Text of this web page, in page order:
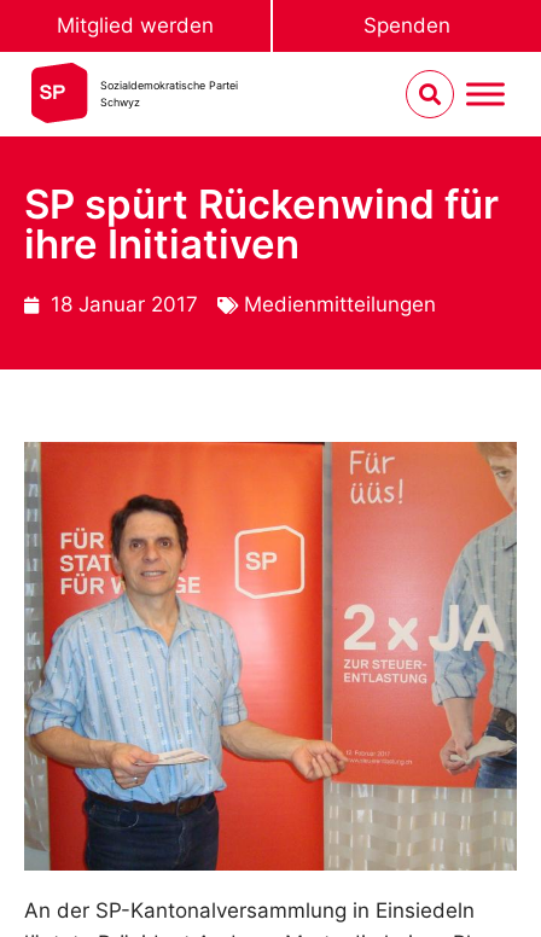
Mitglied werden Spenden
Sozialdemokratische Partei
Schwyz
SP spürt Rückenwind für
ihre Initiativen
18 Januar 2017 Medienmitteilungen
An der SP-Kantonalversammlung in Einsiedeln